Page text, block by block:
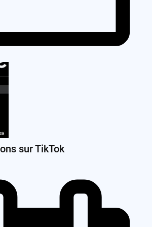
sur TikTok